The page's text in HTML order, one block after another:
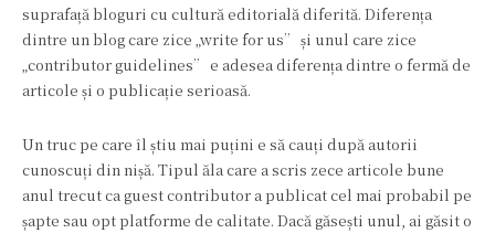
suprafață bloguri cu cultură editorială diferită. Diferența
dintre un blog care zice „write for us” și unul care zice
„contributor guidelines” e adesea diferența dintre o fermă de
articole și o publicație serioasă.
Un truc pe care îl știu mai puțini e să cauți după autorii
cunoscuți din nișă. Tipul ăla care a scris zece articole bune
anul trecut ca guest contributor a publicat cel mai probabil pe
șapte sau opt platforme de calitate. Dacă găsești unul, ai găsit o